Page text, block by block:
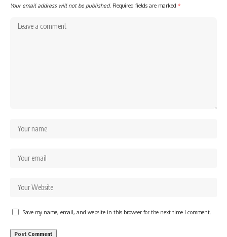
Your email address will not be published. Required fields are marked *
Save my name, email, and website in this browser for the next time I comment.